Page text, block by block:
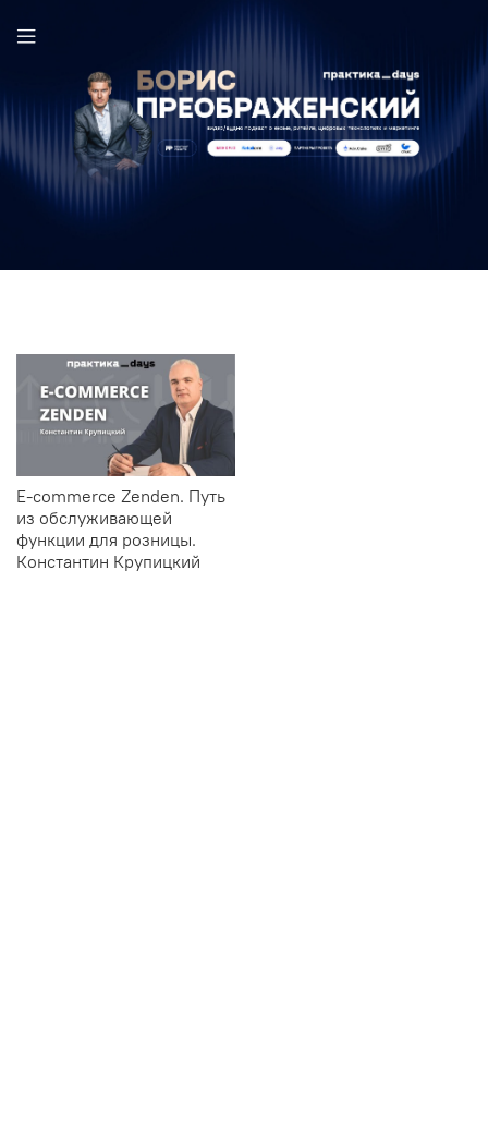
E-commerce Zenden. Путь
из обслуживающей
функции для розницы.
Константин Крупицкий